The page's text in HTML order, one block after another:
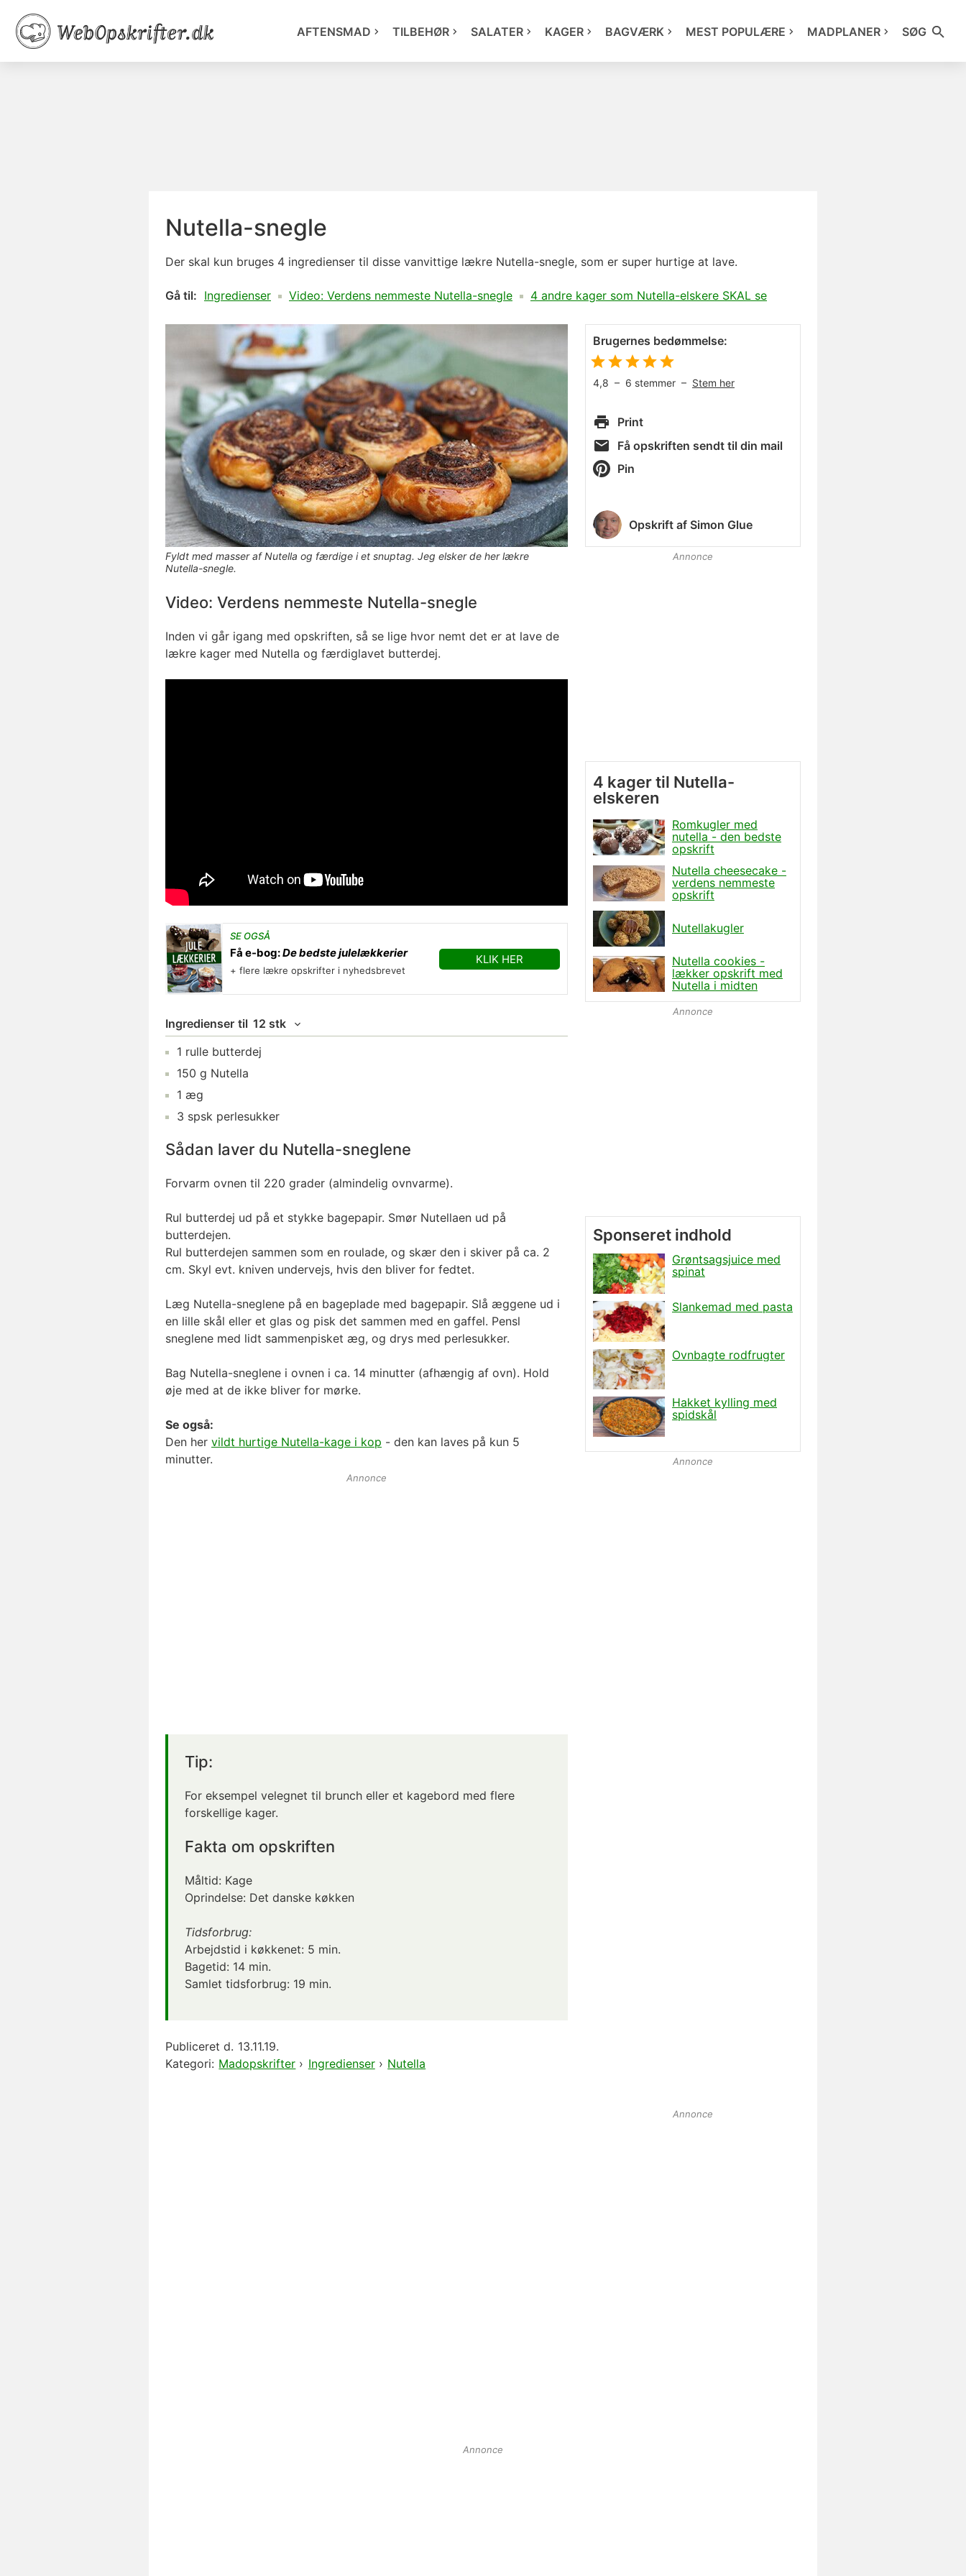
AFTENSMAD TILBEHØR SALATER KAGER BAGVÆRK MEST POPULÆRE MADPLANER SØG
Nutella-snegle
Der skal kun bruges 4 ingredienser til disse vanvittige lækre Nutella-snegle, som er super hurtige at lave.
Gå til: Ingredienser Video: Verdens nemmeste Nutella-snegle 4 andre kager som Nutella-elskere SKAL se
Fyldt med masser af Nutella og færdige i et snuptag. Jeg elsker de her lækre
Nutella-snegle.
Video: Verdens nemmeste Nutella-snegle
Inden vi går igang med opskriften, så se lige hvor nemt det er at lave de
lækre kager med Nutella og færdiglavet butterdej.
SE OGSÅ
Få e-bog:De bedste julelækkerier
+ flere lækre opskrifter i nyhedsbrevet
KLIK HER
Ingredienser til 12 stk
1 rulle butterdej
150 g Nutella
1 æg
3 spsk perlesukker
Sådan laver du Nutella-sneglene
Forvarm ovnen til 220 grader (almindelig ovnvarme).
Rul butterdej ud på et stykke bagepapir. Smør Nutellaen ud på
butterdejen.
Rul butterdejen sammen som en roulade, og skær den i skiver på ca. 2
cm. Skyl evt. kniven undervejs, hvis den bliver for fedtet.
Læg Nutella-sneglene på en bageplade med bagepapir. Slå æggene ud i
en lille skål eller et glas og pisk det sammen med en gaffel. Pensl
sneglene med lidt sammenpisket æg, og drys med perlesukker.
Bag Nutella-sneglene i ovnen i ca. 14 minutter (afhængig af ovn). Hold
øje med at de ikke bliver for mørke.
Se også:
Den her vildt hurtige Nutella-kage i kop - den kan laves på kun 5
minutter.
Annonce
Tip:
For eksempel velegnet til brunch eller et kagebord med flere
forskellige kager.
Fakta om opskriften
Måltid: Kage
Oprindelse: Det danske køkken
Tidsforbrug:
Arbejdstid i køkkenet: 5 min.
Bagetid: 14 min.
Samlet tidsforbrug: 19 min.
Publiceret d. 13.11.19.
Kategori: Madopskrifter › Ingredienser› Nutella
Brugernes bedømmelse:
4,8 – 6 stemmer – Stem her
Print
Få opskriften sendt til din mail
Pin
Opskrift af Simon Glue
Annonce
4 kager til Nutella-
elskeren
Romkugler med
nutella - den bedste
opskrift
Nutella cheesecake -
verdens nemmeste
opskrift
Nutellakugler
Nutella cookies -
lækker opskrift med
Nutella i midten
Annonce
Annonce
Annonce
Annonce